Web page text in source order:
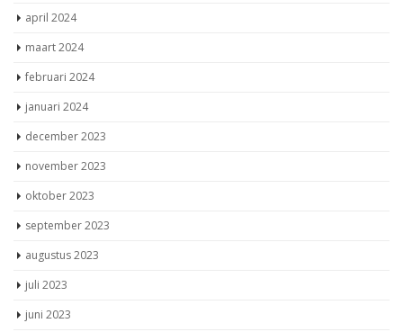
april 2024
maart 2024
februari 2024
januari 2024
december 2023
november 2023
oktober 2023
september 2023
augustus 2023
juli 2023
juni 2023